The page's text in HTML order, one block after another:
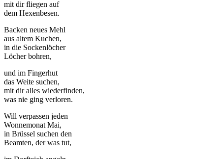
mit dir fliegen auf
dem Hexenbesen.
Backen neues Mehl
aus altem Kuchen,
in die Sockenlöcher
Löcher bohren,
und im Fingerhut
das Weite suchen,
mit dir alles wiederfinden,
was nie ging verloren.
Will verpassen jeden
Wonnemonat Mai,
in Brüssel suchen den
Beamten, der was tut,